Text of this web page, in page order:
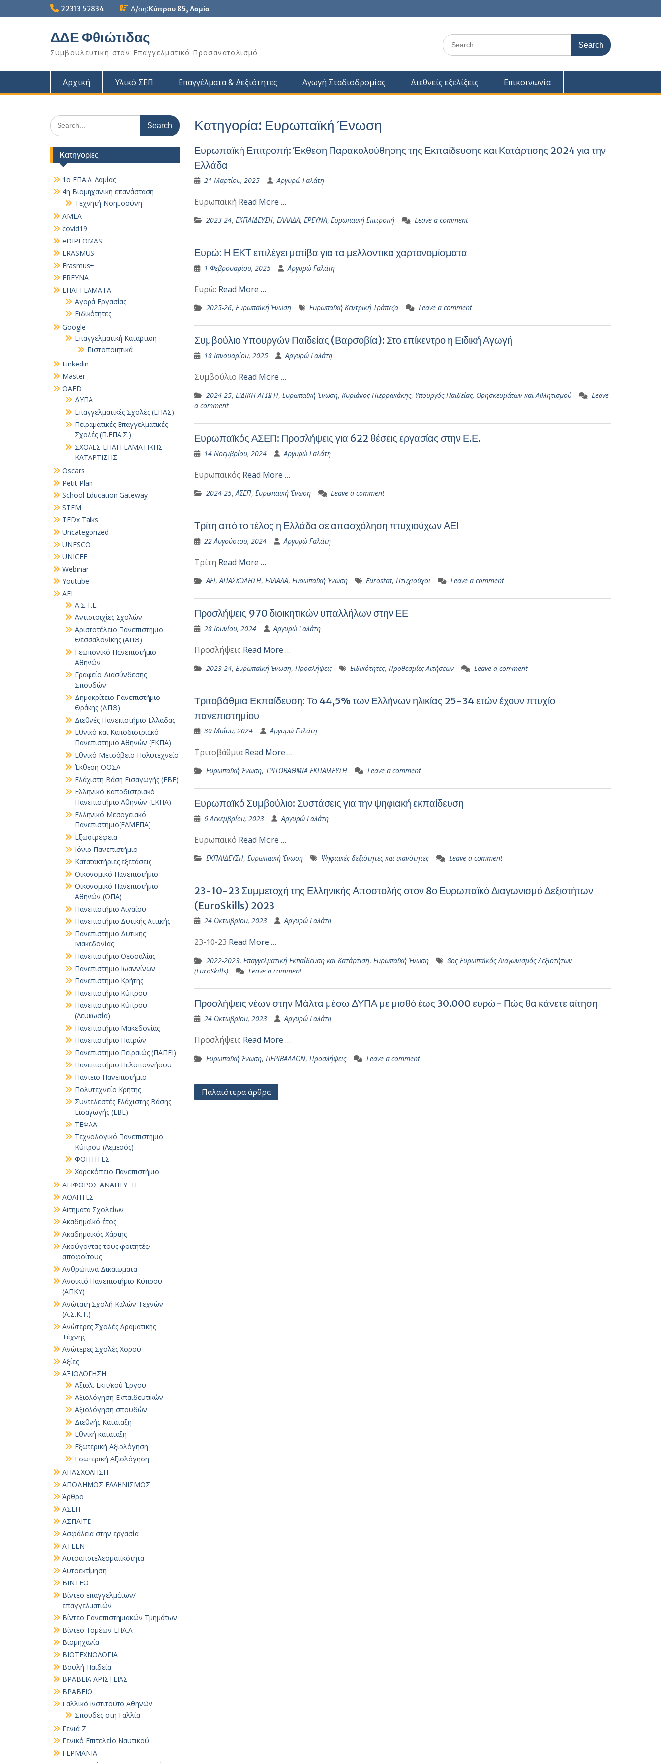
to
22313 52834 Δ/ση:Κύπρου 85, Λαμία
ΔΔΕ Φθιώτιδας
Συμβουλευτική στον Επαγγελματικό Προσανατολισμό
Search
for:
Αρχική Υλικό ΣΕΠ Επαγγέλματα & Δεξιότητες Αγωγή Σταδιοδρομίας Διεθνείς εξελίξεις Επικοινωνία
Κατηγορία: Ευρωπαϊκή Ένωση
Ευρωπαϊκή Επιτροπή: Έκθεση Παρακολούθησης της Εκπαίδευσης και Κατάρτισης 2024 για την
Ελλάδα
21 Μαρτίου, 2025 Αργυρώ Γαλάτη
Ευρωπαϊκή Read More …
2023-24, ΕΚΠΑΙΔΕΥΣΗ, ΕΛΛΑΔΑ, ΕΡΕΥΝΑ, Ευρωπαϊκή Επιτροπή Leave a comment
Ευρώ: Η ΕΚΤ επιλέγει μοτίβα για τα μελλοντικά χαρτονομίσματα
1 Φεβρουαρίου, 2025 Αργυρώ Γαλάτη
Ευρώ: Read More …
2025-26, Ευρωπαϊκή Ένωση Ευρωπαϊκή Κεντρική Τράπεζα Leave a comment
Συμβούλιο Υπουργών Παιδείας (Βαρσοβία): Στο επίκεντρο η Ειδική Αγωγή
18 Ιανουαρίου, 2025 Αργυρώ Γαλάτη
Συμβούλιο Read More …
2024-25, ΕΙΔΙΚΗ ΑΓΩΓΗ, Ευρωπαϊκή Ένωση, Κυριάκος Πιερρακάκης, Υπουργός Παιδείας, Θρησκευμάτων και Αθλητισμού
Leave
a comment
Ευρωπαϊκός ΑΣΕΠ: Προσλήψεις για 622 θέσεις εργασίας στην Ε.Ε.
14 Νοεμβρίου, 2024 Αργυρώ Γαλάτη
Ευρωπαϊκός Read More …
2024-25,ΑΣΕΠ, Ευρωπαϊκή Ένωση Leave a comment
Τρίτη από το τέλος η Ελλάδα σε απασχόληση πτυχιούχων ΑΕΙ
22 Αυγούστου, 2024 Αργυρώ Γαλάτη
Τρίτη Read More …
ΑΕΙ,ΑΠΑΣΧΟΛΗΣΗ, ΕΛΛΑΔΑ, Ευρωπαϊκή Ένωση Eurostat, Πτυχιούχοι Leave a comment
Προσλήψεις 970 διοικητικών υπαλλήλων στην ΕΕ
28 Ιουνίου, 2024 Αργυρώ Γαλάτη
Προσλήψεις Read More …
2023-24, Ευρωπαϊκή Ένωση, Προσλήψεις Ειδικότητες, Προθεσμίες Αιτήσεων Leave a comment
Τριτοβάθμια Εκπαίδευση: Το 44,5% των Ελλήνων ηλικίας 25-34 ετών έχουν πτυχίο
πανεπιστημίου
30 Μαΐου, 2024 Αργυρώ Γαλάτη
ΤριτοβάθμιαRead More …
Ευρωπαϊκή Ένωση, ΤΡΙΤΟΒΑΘΜΙΑ ΕΚΠΑΙΔΕΥΣΗ Leave a comment
Ευρωπαϊκό Συμβούλιο: Συστάσεις για την ψηφιακή εκπαίδευση
6 Δεκεμβρίου, 2023 Αργυρώ Γαλάτη
Ευρωπαϊκό Read More …
ΕΚΠΑΙΔΕΥΣΗ, Ευρωπαϊκή Ένωση Ψηφιακές δεξιότητες και ικανότητες Leave a comment
23-10-23 Συμμετοχή της Ελληνικής Αποστολής στον 8ο Ευρωπαϊκό Διαγωνισμό Δεξιοτήτων
(EuroSkills) 2023
24 Οκτωβρίου, 2023 Αργυρώ Γαλάτη
23-10-23 Read More …
2022-2023, Επαγγελματική Εκπαίδευση και Κατάρτιση, Ευρωπαϊκή Ένωση
8ος Ευρωπαϊκός Διαγωνισμός Δεξιοτήτων
(EuroSkills)
Leave a comment
Προσλήψεις νέων στην Μάλτα μέσω ΔΥΠΑ με μισθό έως 30.000 ευρώ- Πώς θα κάνετε αίτηση
24 Οκτωβρίου, 2023 Αργυρώ Γαλάτη
Προσλήψεις Read More …
Ευρωπαϊκή Ένωση, ΠΕΡΙΒΑΛΛΟΝ, Προσλήψεις Leave a comment
Πλοήγηση
Παλαιότερα άρθρα
Search
for:
Kατηγορίες
1ο ΕΠΑ.Λ. Λαμίας
4η Βιομηχανική επανάσταση
Τεχνητή Νοημοσύνη
AMEA
covid19
eDIPLOMAS
ERASMUS
Erasmus+
EREYNA
EΠΑΓΓΕΛΜΑΤΑ
Αγορά Εργασίας
Ειδικότητες
Google
Επαγγελματική Κατάρτιση
Πιστοποιητικά
Linkedin
Master
OAED
ΔΥΠΑ
Επαγγελματικές Σχολές (ΕΠΑΣ)
Πειραματικές Επαγγελματικές
Σχολές (Π.ΕΠΑ.Σ.)
ΣΧΟΛΕΣ ΕΠΑΓΓΕΛΜΑΤΙΚΗΣ
ΚΑΤΑΡΤΙΣΗΣ
Oscars
Petit Plan
School Education Gateway
STEM
TEDx Talks
Uncategorized
UNESCO
UNICEF
Webinar
Youtube
ΑΕΙ
Α.Σ.Τ.Ε.
Αντιστοιχίες Σχολών
Αριστοτέλειο Πανεπιστήμιο
Θεσσαλονίκης (ΑΠΘ)
Γεωπονικό Πανεπιστήμιο
Αθηνών
Γραφείο Διασύνδεσης
Σπουδών
Δημοκρίτειο Πανεπιστήμιο
Θράκης (ΔΠΘ)
Διεθνές Πανεπιστήμιο Ελλάδας
Εθνικό και Καποδιστριακό
Πανεπιστήμιο Αθηνών (ΕΚΠΑ)
Εθνικό Μετσόβειο Πολυτεχνείο
Έκθεση ΟΟΣΑ
Ελάχιστη Βάση Εισαγωγής (ΕΒΕ)
Ελληνικό Καποδιστριακό
Πανεπιστήμιο Αθηνών (ΕΚΠΑ)
Ελληνικό Μεσογειακό
Πανεπιστήμιο(ΕΛΜΕΠΑ)
Εξωστρέφεια
Ιόνιο Πανεπιστήμιο
Κατατακτήριες εξετάσεις
Οικονομικό Πανεπιστήμιο
Οικονομικό Πανεπιστήμιο
Αθηνών (ΟΠΑ)
Πανεπιστήμιο Αιγαίου
Πανεπιστήμιο Δυτικής Αττικής
Πανεπιστήμιο Δυτικής
Μακεδονίας
Πανεπιστήμιο Θεσσαλίας
Πανεπιστήμιο Ιωαννίνων
Πανεπιστήμιο Κρήτης
Πανεπιστήμιο Κύπρου
Πανεπιστήμιο Κύπρου
(Λευκωσία)
Πανεπιστήμιο Μακεδονίας
Πανεπιστήμιο Πατρών
Πανεπιστήμιο Πειραιώς (ΠΑΠΕΙ)
Πανεπιστήμιο Πελοποννήσου
Πάντειο Πανεπιστήμιο
Πολυτεχνείο Κρήτης
Συντελεστές Ελάχιστης Βάσης
Εισαγωγής (ΕΒΕ)
ΤΕΦΑΑ
Τεχνολογικό Πανεπιστήμιο
Κύπρου (Λεμεσός)
ΦΟΙΤΗΤΕΣ
Χαροκόπειο Πανεπιστήμιο
ΑΕΙΦΟΡΟΣ ΑΝΑΠΤΥΞΗ
ΑΘΛΗΤΕΣ
Αιτήματα Σχολείων
Ακαδημαϊκό έτος
Ακαδημαϊκός Χάρτης
Ακούγοντας τους φοιτητές/
αποφοίτους
Ανθρώπινα Δικαιώματα
Ανοικτό Πανεπιστήμιο Κύπρου
(ΑΠΚΥ)
Ανώτατη Σχολή Καλών Τεχνών
(Α.Σ.Κ.Τ.)
Ανώτερες Σχολές Δραματικής
Τέχνης
Ανώτερες Σχολές Χορού
Αξίες
ΑΞΙΟΛΟΓΗΣΗ
Αξιολ. Εκπ/κού Έργου
Αξιολόγηση Εκπαιδευτικών
Αξιολόγηση σπουδών
Διεθνής Κατάταξη
Εθνική κατάταξη
Εξωτερική Αξιολόγηση
Εσωτερική Αξιολόγηση
ΑΠΑΣΧΟΛΗΣΗ
ΑΠΟΔΗΜΟΣ ΕΛΛΗΝΙΣΜΟΣ
Άρθρο
ΑΣΕΠ
ΑΣΠΑΙΤΕ
Ασφάλεια στην εργασία
ΑΤΕΕΝ
Αυτοαποτελεσματικότητα
Αυτοεκτίμηση
ΒΙΝΤΕΟ
Βίντεο επαγγελμάτων/
επαγγελματιών
Βίντεο Πανεπιστημιακών Τμημάτων
Βίντεο Τομέων ΕΠΑ.Λ.
Βιομηχανία
ΒΙΟΤΕΧΝΟΛΟΓΙΑ
Βουλή-Παιδεία
ΒΡΑΒΕΙΑ ΑΡΙΣΤΕΙΑΣ
ΒΡΑΒΕΙΟ
Γαλλικό Ινστιτούτο Αθηνών
Σπουδές στη Γαλλία
Γενιά Ζ
Γενικό Επιτελείο Ναυτικού
ΓΕΡΜΑΝΙΑ